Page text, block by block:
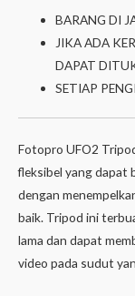
BARANG DI
JIKA ADA
DAPAT
SETIAP
Fotopro UFO2
fleksibel yang dapat
dengan
baik. Tripod ini
lama dan dapat
video pada sudut